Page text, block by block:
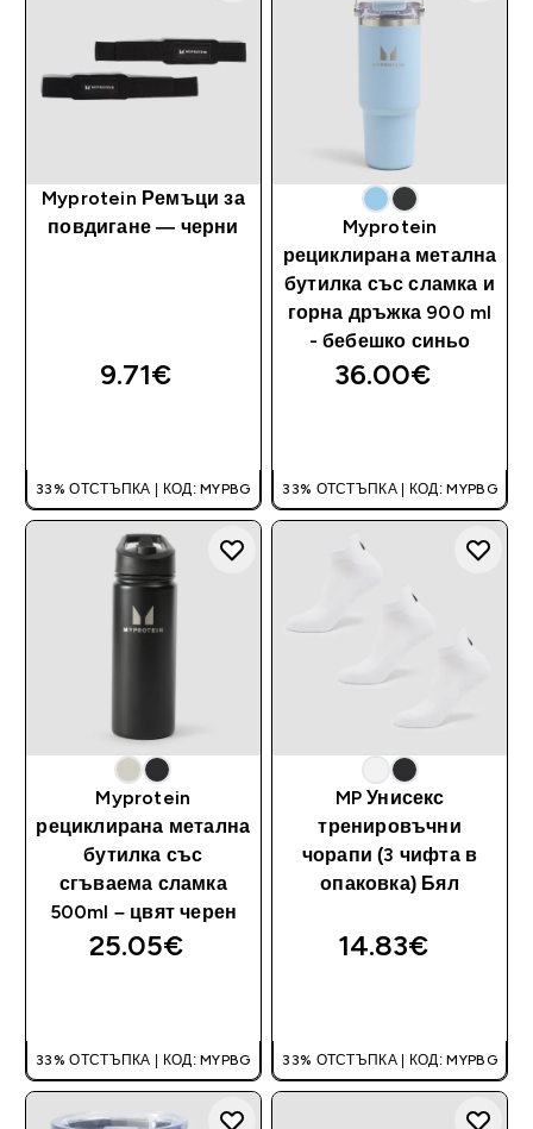
Myprotein Ремъци за
повдигане — черни
9.71€‎
33% ОТСТЪПКА | КОД: MYPBG
Myprotein
рециклирана метална
бутилка със сламка и
горна дръжка 900 ml
- бебешко синьо
36.00€‎
33% ОТСТЪПКА | КОД: MYPBG
Myprotein
рециклирана метална
бутилка със
сгъваема сламка
500ml – цвят черен
25.05€‎
33% ОТСТЪПКА | КОД: MYPBG
MP Унисекс
тренировъчни
чорапи (3 чифта в
опаковка) Бял
14.83€‎
33% ОТСТЪПКА | КОД: MYPBG